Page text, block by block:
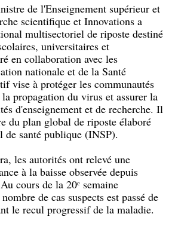
de l'Enseignement supérieur et
scientifique et Innovations a
multisectoriel de riposte destiné
universitaires et
en collaboration avec les
nationale et de la Santé
vise à protéger les communautés
propagation du virus et assurer la
d'enseignement et de recherche. Il
du plan global de riposte élaboré
santé publique (INSP).
les autorités ont relevé une
à la baisse observée depuis
cours de la 20ᵉ semaine
de cas suspects est passé de
le recul progressif de la maladie.